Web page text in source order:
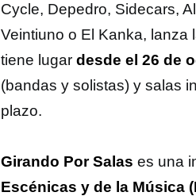
Cycle, Depedro, Sidecars,
Veintiuno o El Kanka, lanza
tiene lugar desde el 26 de
(bandas y solistas) y salas
plazo.
Girando Por Salas es una
Escénicas y de la Música